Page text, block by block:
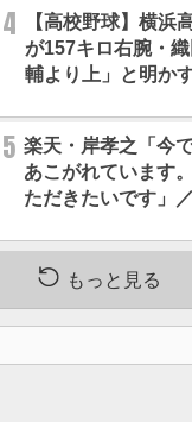
4
【高校野球】横浜
が157キロ右腕・
輔より上」と明か
5 楽天・岸孝之「今
あこがれています
ただきたいです」
もっと見る